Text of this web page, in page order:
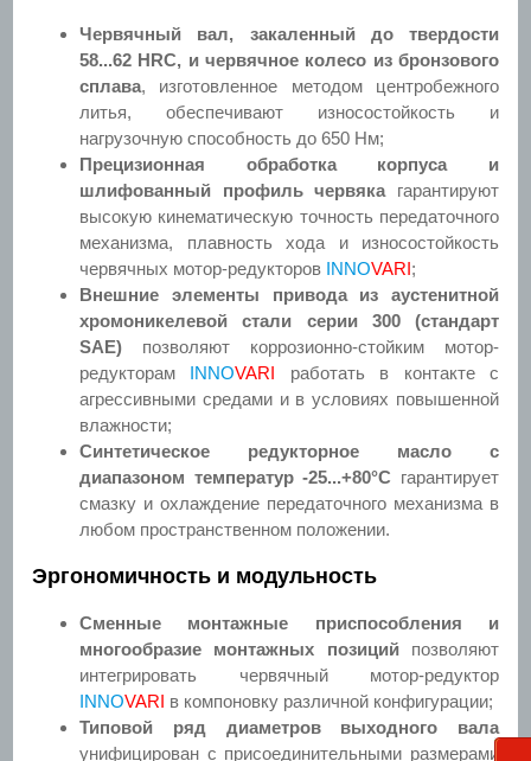
Червячный вал, закаленный до твердости
58...62 HRC, и червячное колесо из бронзового
сплава, изготовленное методом центробежного
литья, обеспечивают износостойкость и
нагрузочную способность до 650 Нм;
Прецизионная обработка корпуса и
шлифованный профиль червяка гарантируют
высокую кинематическую точность передаточного
механизма, плавность хода и износостойкость
червячных мотор-редукторов INNOVARI;
Внешние элементы привода из аустенитной
хромоникелевой стали серии 300 (стандарт
SAE) позволяют коррозионно-стойким мотор-
редукторам INNOVARI работать в контакте с
агрессивными средами и в условиях повышенной
влажности;
Синтетическое редукторное масло с
диапазоном температур -25...+80°С гарантирует
смазку и охлаждение передаточного механизма в
любом пространственном положении.
Эргономичность и модульность
Сменные монтажные приспособления и
многообразие монтажных позицийпозволяют
интегрировать червячный мотор-редуктор
INNOVARI в компоновку различной конфигурации;
Типовой ряд диаметров выходного вала
унифицирован с присоединительными размерами